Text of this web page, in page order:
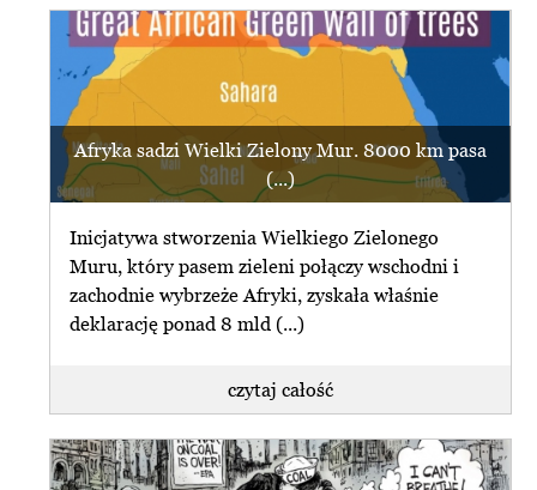
Afryka sadzi Wielki Zielony Mur. 8000 km pasa
(...)
Inicjatywa stworzenia Wielkiego Zielonego
Muru, który pasem zieleni połączy wschodni i
zachodnie wybrzeże Afryki, zyskała właśnie
deklarację ponad 8 mld (...)
czytaj całość